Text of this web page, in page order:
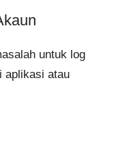
untuk log
aplikasi atau